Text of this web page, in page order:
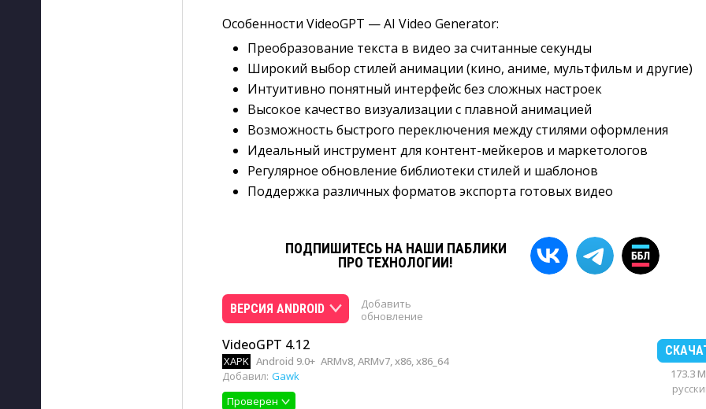
Особенности VideoGPT — AI Video Generator:
Преобразование текста в видео за считанные секунды
Широкий выбор стилей анимации (кино, аниме, мультфильм и другие)
Интуитивно понятный интерфейс без сложных настроек
Высокое качество визуализации с плавной анимацией
Возможность быстрого переключения между стилями оформления
Идеальный инструмент для контент-мейкеров и маркетологов
Регулярное обновление библиотеки стилей и шаблонов
Поддержка различных форматов экспорта готовых видео
ПОДПИШИТЕСЬ НА НАШИ ПАБЛИКИ
ПРО ТЕХНОЛОГИИ!
ВЕРСИЯ ANDROID
Добавить
обновление
VideoGPT 4.12
XAPK Android 9.0+ ARMv8, ARMv7, x86, x86_64
Добавил: Gawk
Проверен
173.3